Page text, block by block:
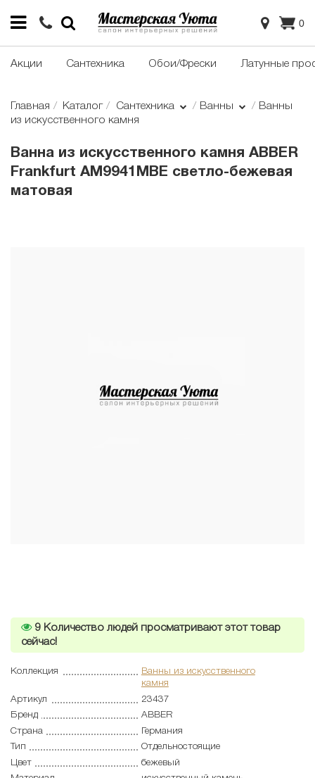
0
Акции Сантехника Обои/Фрески Латунные
Главная Каталог Сантехника Ванны
Ванны
из искусственного камня
Ванна из искусственного камня ABBER
Frankfurt AM9941MBE светло-бежевая
матовая
9 Количество людей просматривают этот товар
сейчас!
Коллекция
Ванны из искусственного
камня
Артикул
23437
Бренд
ABBER
Страна
Германия
Тип
Отдельностоящие
Цвет
бежевый